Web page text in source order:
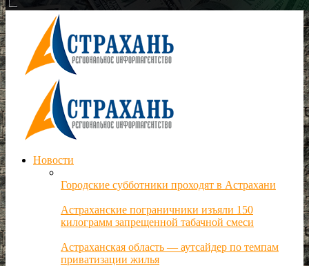
Новости
Городские субботники проходят в Астрахани
Астраханские пограничники изъяли 150
килограмм запрещенной табачной смеси
Астраханская область — аутсайдер по темпам
приватизации жилья